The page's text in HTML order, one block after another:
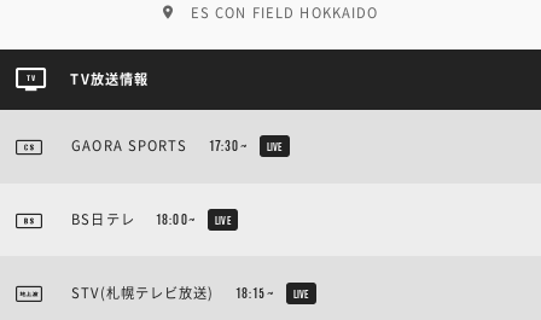
ES CON FIELD HOKKAIDO
TV放送情報
GAORA SPORTS 17:30~ LIVE
BS日テレ 18:00~ LIVE
STV(札幌テレビ放送) 18:15~ LIVE